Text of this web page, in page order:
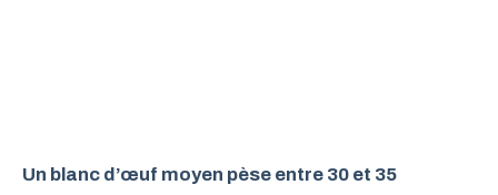
Un blanc d’œuf moyen pèse entre 30 et 35